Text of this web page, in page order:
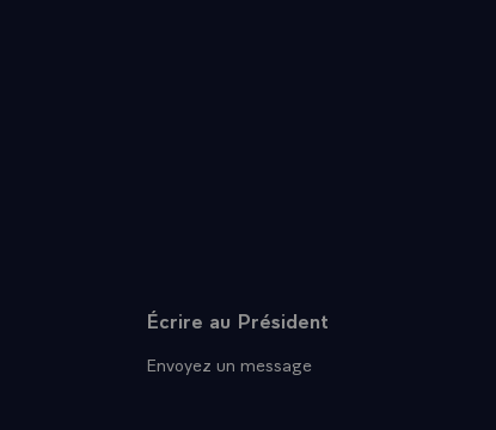
Écrire au Président
Envoyez un message